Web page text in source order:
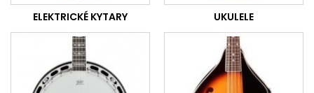
ELEKTRICKÉ KYTARY UKULELE